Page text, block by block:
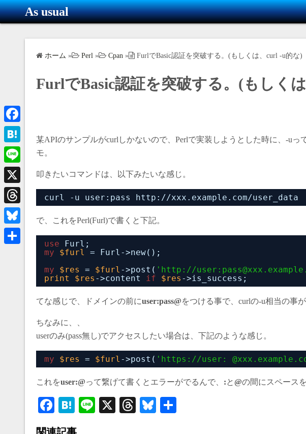
コ
ン
ッ
プ
As usual
ホーム » Perl » Cpan » FurlでBasic認証を突破する。(もしくは、curl -u的な)
FurlでBasic認証を突破する。(もしく
某APIのサンプルがcurlしかないので、Perlで実装しようとした時に、-uっ
モ。
叩きたいコマンドは、以下みたいな感じ。
curl -u user:pass http://xxx.example.com/user_data
で、これをPerl(Furl)で書くと下記。
use
Furl;
my
$furl
= Furl->new();
my
$res = $furl ->post( 'http://
print
$res ->content if $res ->is_success;
てな感じで、ドメインの前にuser:pass@をつける事で、curlの-u相当の事が
ちなみに、、
userのみ(pass無し)でアクセスしたい場合は、下記のような感じ。
my $res = $furl ->post( 'https://user:
これをuser:@って繋げて書くとエラーがでるんで、 :と @の間にスペースを
Fa H
Li
X
T
Bl
F
a
c
e
b
o
o
k
H
a
t
e
n
a
L
i
n
X
T
h
r
B